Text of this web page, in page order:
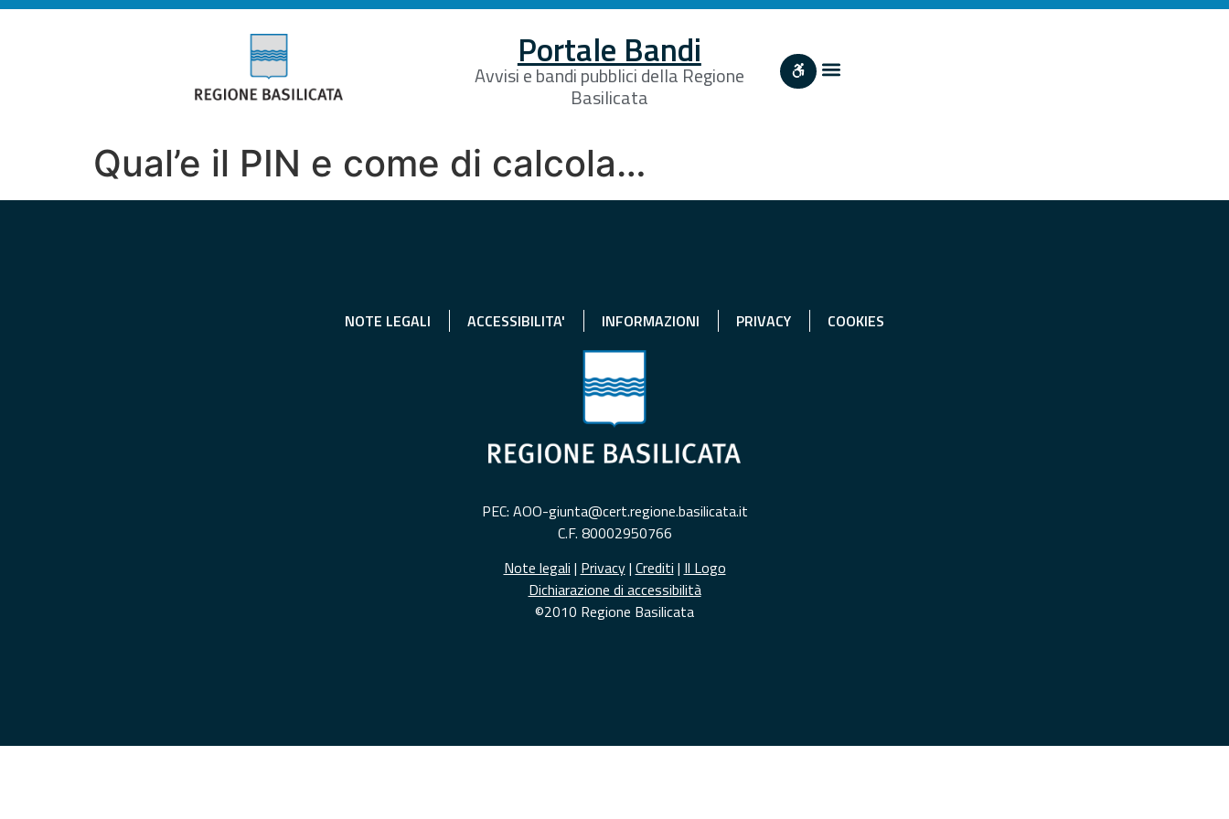
Portale Bandi
Avvisi e bandi pubblici della Regione
Basilicata
Qual’e il PIN e come di calcola…
NOTE LEGALI ACCESSIBILITA' INFORMAZIONI PRIVACY COOKIES
PEC: AOO-giunta@cert.regione.basilicata.it
C.F. 80002950766
Note legali | Privacy| Crediti | Il Logo
Dichiarazione di accessibilità
©2010 Regione Basilicata